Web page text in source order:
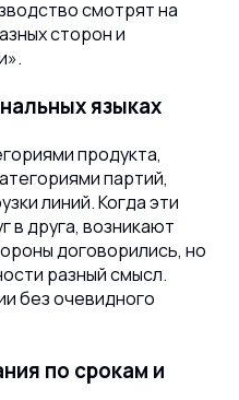
смотрят на
сторон и
языках
продукта,
партий,
линий. Когда эти
в друга, возникают
договорились, но
разный смысл.
без очевидного
по срокам и